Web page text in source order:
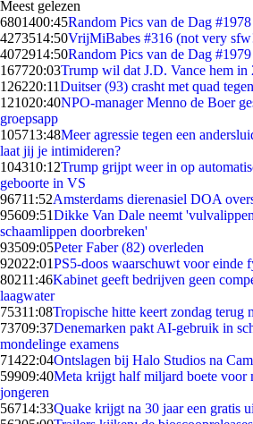
Meest gelezen
6801400:45Random Pics van de Dag #1978
4273514:50VrijMiBabes #316 (not very
4072914:50Random Pics van de Dag #1979
167720:03Trump wil dat J.D. Vance hem in
126220:11Duitser (93) crasht met quad
121020:40NPO-manager Menno de Boer
groepsapp
105713:48Meer agressie tegen een
laat jij je intimideren?
104310:12Trump grijpt weer in op
geboorte in VS
96711:52Amsterdams dierenasiel DOA
95609:51Dikke Van Dale neemt
schaamlippen doorbreken'
93509:05Peter Faber (82) overleden
92022:01PS5-doos waarschuwt voor einde
80211:46Kabinet geeft bedrijven geen
laagwater
75311:08Tropische hitte keert zondag terug
73709:37Denemarken pakt AI-gebruik in
mondelinge examens
71422:04Ontslagen bij Halo Studios na
59909:40Meta krijgt half miljard boete voor
jongeren
56714:33Quake krijgt na 30 jaar een gratis